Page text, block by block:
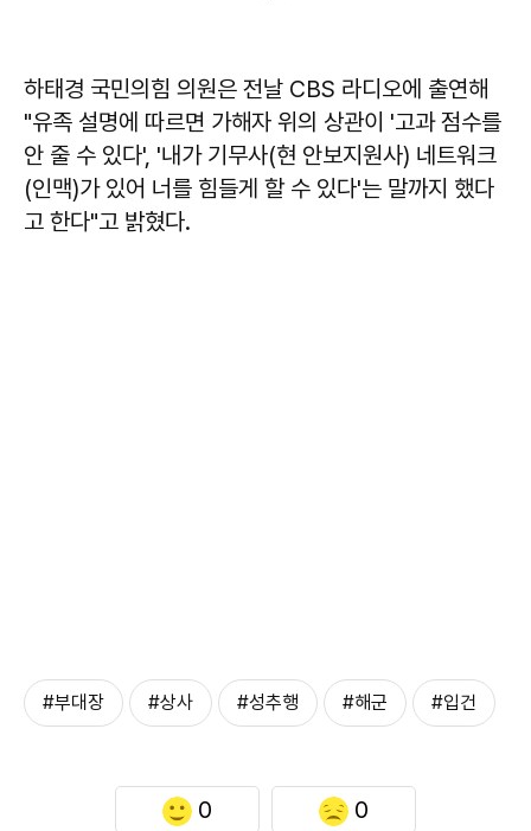
하태경 국민의힘 의원은 전날 CBS 라디오에 출연해
"유족 설명에 따르면 가해자 위의 상관이 '고과 점수를
안 줄 수 있다', '내가 기무사(현 안보지원사) 네트워크
(인맥)가 있어 너를 힘들게 할 수 있다'는 말까지 했다
고 한다"고 밝혔다.
#부대장 #상사 #성추행 #해군 #입건
0 0